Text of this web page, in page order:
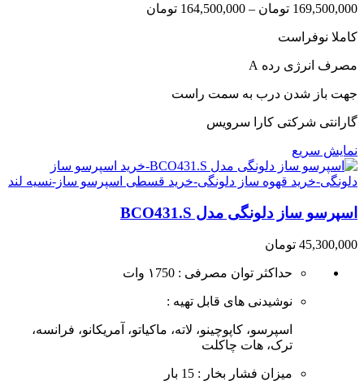
169,500,000 تومان –
164,500,000 تومان
کاملا نوفراست
مصرف انرژی رده A
جهت باز شدن درب به سمت راست
گارانتی شرکتی کارا سرویس
نمایش سریع
اسپرسو ساز دلونگی مدل BCO431.S
45,300,000 تومان
حداکثر توان مصرفی : ۱750 وات
نوشیدنی های قابل تهیه :
اسپرسو، کاپوچینو، لاته، ماکیاتو، آمریکانو، فرانسه،
ترک، هات چاکلت
میزان فشار بخار : 15 بار